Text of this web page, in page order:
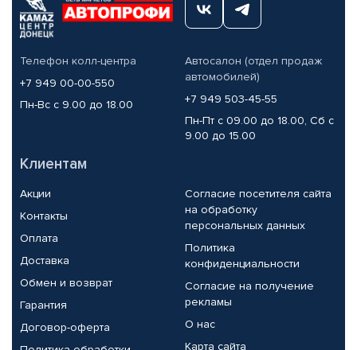
Телефон колл-центра
+7 949 00-00-550
Пн-Вс с 9.00 до 18.00
Автосалон (отдел продаж
автомобилей)
+7 949 503-45-55
Пн-Пт с 09.00 до 18.00, Сб с
9.00 до 15.00
Клиентам
Акции
Контакты
Оплата
Доставка
Обмен и возврат
Гарантия
Договор-оферта
Согласие посетителя сайта
на обработку
персональных данных
Политика
конфиденциальности
Согласие на получение
рекламы
О нас
Карта сайта